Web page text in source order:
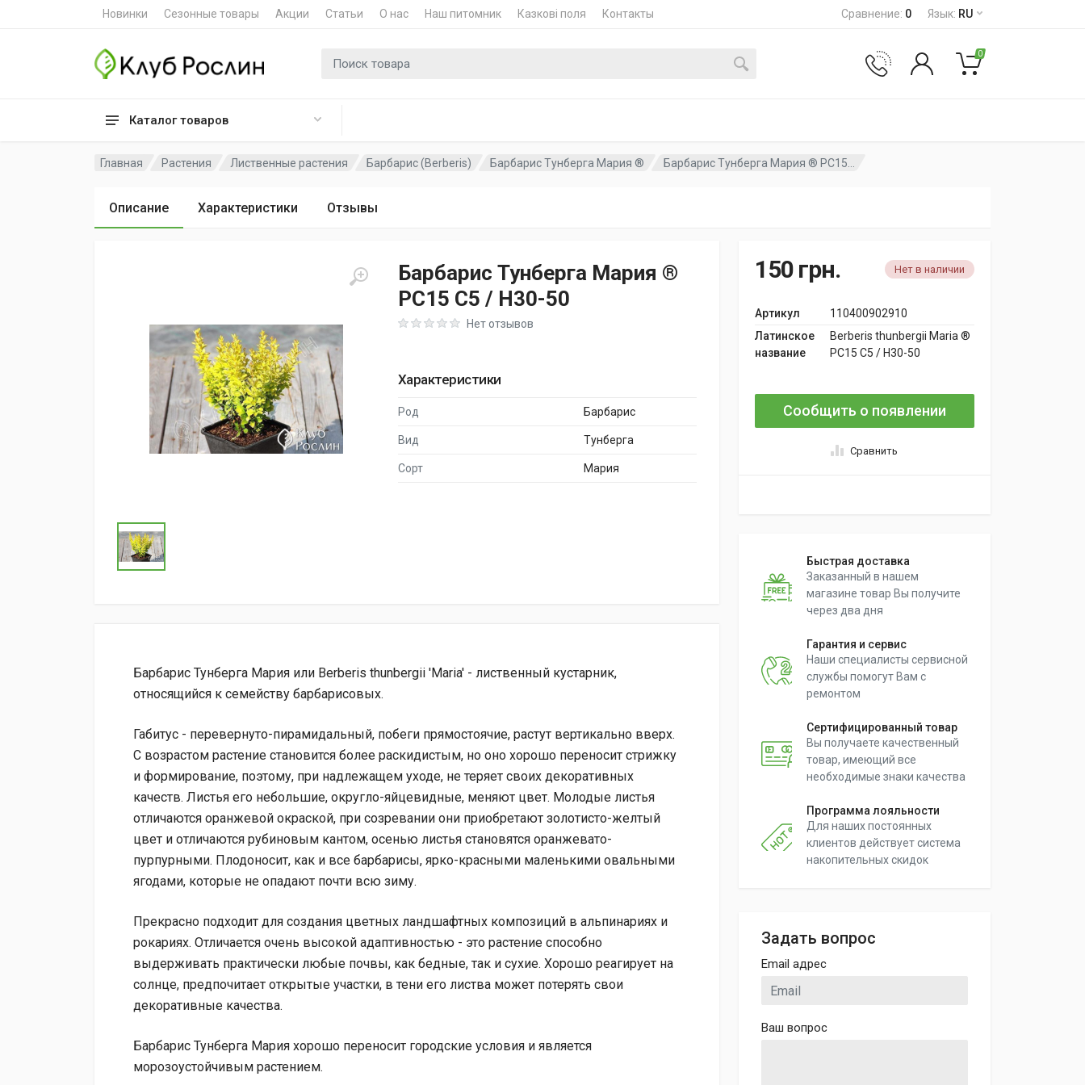
Новинки Сезонные товары Акции Статьи О нас Наш питомник Казкові поля Контакты Сравнение: 0 Язык: RU
Каталог товаров
Поиск для 0
Главная Растения Лиственные растения Барбарис (Berberis) Барбарис Тунберга Мария ® Барбарис Тунберга Мария ® PC15...
Описание Характеристики Отзывы
Барбарис Тунберга Мария ®
PC15 C5 / H30-50
Rating: 0 out of 5Нет отзывов
Характеристики
Род Барбарис
Вид Тунберга
Сорт Мария
150 грн. Нет в наличии
Артикул
110400902910
Латинское
название
Berberis thunbergii Maria ®
PC15 C5 / H30-50
Сообщить о появлении
Сравнить
Быстрая доставка
Заказанный в нашем
магазине товар Вы получите
через два дня
Гарантия и сервис
Наши специалисты сервисной
службы помогут Вам с
ремонтом
Сертифицированный товар
Вы получаете качественный
товар, имеющий все
необходимые знаки качества
Программа лояльности
Для наших постоянных
клиентов действует система
накопительных скидок
Задать вопрос
Email адрес
Ваш вопрос
Барбарис Тунберга Мария или Berberis thunbergii 'Maria' - лиственный кустарник,
относящийся к семейству барбарисовых.
Габитус - перевернуто-пирамидальный, побеги прямостоячие, растут вертикально вверх.
С возрастом растение становится более раскидистым, но оно хорошо переносит стрижку
и формирование, поэтому, при надлежащем уходе, не теряет своих декоративных
качеств. Листья его небольшие, округло-яйцевидные, меняют цвет. Молодые листья
отличаются оранжевой окраской, при созревании они приобретают золотисто-желтый
цвет и отличаются рубиновым кантом, осенью листья становятся оранжевато-
пурпурными. Плодоносит, как и все барбарисы, ярко-красными маленькими овальными
ягодами, которые не опадают почти всю зиму.
Прекрасно подходит для создания цветных ландшафтных композиций в альпинариях и
рокариях. Отличается очень высокой адаптивностью - это растение способно
выдерживать практически любые почвы, как бедные, так и сухие. Хорошо реагирует на
солнце, предпочитает открытые участки, в тени его листва может потерять свои
декоративные качества.
Барбарис Тунберга Мария хорошо переносит городские условия и является
морозоустойчивым растением.